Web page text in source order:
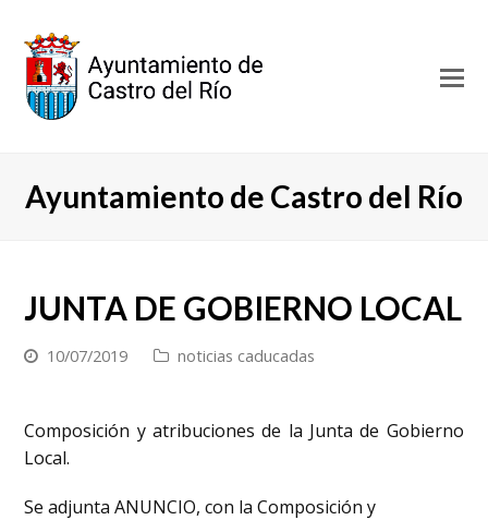
Ayuntamiento de Castro del Río
JUNTA DE GOBIERNO LOCAL
10/07/2019 noticias caducadas
Composición y atribuciones de la Junta de Gobierno
Local.
Se adjunta ANUNCIO, con la Composición y